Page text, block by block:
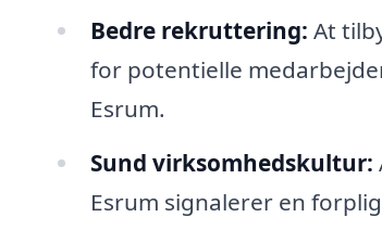
Bedre rekruttering: At
for potentielle
Esrum.
Sund virksomhedskultur:
Esrum signalerer en